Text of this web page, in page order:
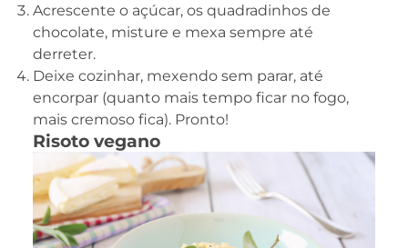
Acrescente o açúcar, os quadradinhos de
chocolate, misture e mexa sempre até
derreter.
Deixe cozinhar, mexendo sem parar, até
encorpar (quanto mais tempo ficar no fogo,
mais cremoso fica). Pronto!
Risoto vegano